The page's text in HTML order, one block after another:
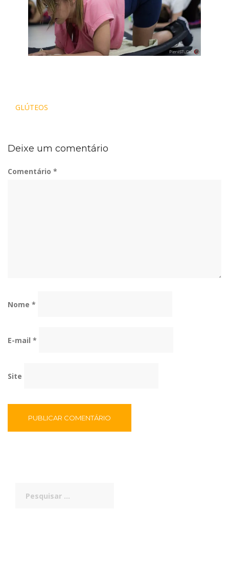
Navegação
GLÚTEOS
Deixe um comentário
Comentário *
Nome *
E-mail *
Site
por: